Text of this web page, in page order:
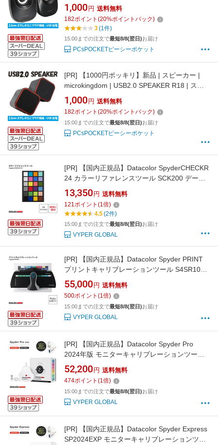
Q290 ステレオミニプラグ USB電源
6W(3W+3W) ケーブル長：約1m コンパクト 超
軽量 【180日保証】
1,000 円 送料無料
182ポイント (20%ポイントバック)
3(1件)
15:00までの注文で最短8/8(翌日)お届け
PCsPOCKETピーシーポケット
[PR]
【1000円ポッキリ】新品 | スピーカー |
microkingdom | USB2.0 SPEAKER R18 | ステ
レオミニプラグ | USB電源 6W(3W+3W) | ケー
ブル長：約1m | コンパクト 超軽量 【180日保
証】
1,000 円 送料無料
182ポイント (20%ポイントバック)
15:00までの注文で最短8/8(翌日)お届け
PCsPOCKETピーシーポケット
[PR]
【国内正規品】Datacolor SpyderCHECKR
24 カラーリファレンスツール SCK200 データ
カラー 24色パッチ グレーカード 色 補正 修正
正確 コントラスト キャリブレーション ホワイ
トバランス カラーコレクション フルスペクト
ル対応 顔料パッチ 高精度HSL 露出調整 デザイ
ン
13,350 円 送料無料
121ポイント (1倍)
4.5(2件)
15:00までの注文で最短8/8(翌日)お届け
VYPER GLOBAL
[PR]
【国内正規品】Datacolor Spyder PRINT
プリントキャリブレーションツール S4SR100
メーカー保証付 測色器 カラーパッチ 色域 色温
度 色彩計 印刷 測色 パッチ数 プリンタ データ
カラー スパイダー プリント プリンタープロフ
ァイル 作成 高精度 画像 写真 フォトグラファー
55,000 円 送料無料
500ポイント (1倍)
15:00までの注文で最短8/8(翌日)お届け
VYPER GLOBAL
[PR]
【国内正規品】Datacolor Spyder Pro
2024年版 モニターキャリブレーションツール
カラーマネジメント SP2024PRO ディスプレイ
データカラー スパイダー モニター 色 調整 チェ
ッカー キャリブレーター 正確 再現 センサー ツ
ール 測色 レタッチ カラーグレーディング
52,200 円 送料無料
474ポイント (1倍)
15:00までの注文で最短8/8(翌日)お届け
VYPER GLOBAL
[PR]
【国内正規品】Datacolor Spyder Express
SP2024EXP モニターキャリブレーションツー